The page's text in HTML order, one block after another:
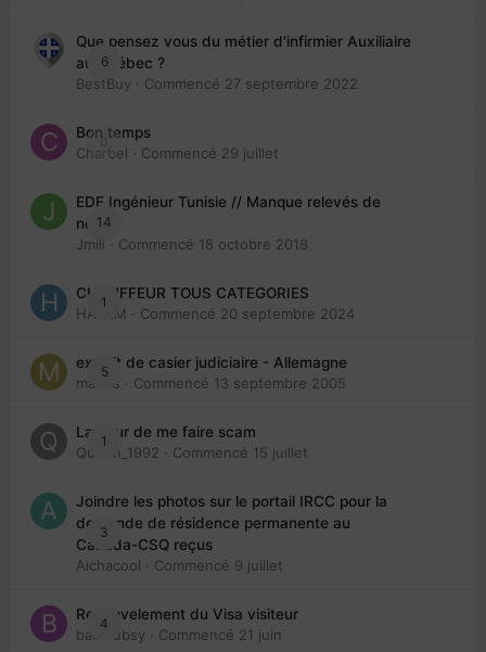
6
Que pensez vous du métier d'infirmier Auxiliaire
au Québec ?
BestBuy · Commencé 27 septembre 2022
0
Bon temps
Charbel · Commencé 29 juillet
14
EDE Ingénieur Tunisie // Manque relevés de
note
Jmili · Commencé 18 octobre 2018
1
CHAUFFEUR TOUS CATEGORIES
HAZEM · Commencé 20 septembre 2024
5
extrait de casier judiciaire - Allemagne
maries · Commencé 13 septembre 2005
1
La peur de me faire scam
Queen_1992 · Commencé 15 juillet
3
Joindre les photos sur le portail IRCC pour la
demande de résidence permanente au
Canada-CSQ reçus
Aichacool · Commencé 9 juillet
4
Renouvelement du Visa visiteur
babibubsy · Commencé 21 juin